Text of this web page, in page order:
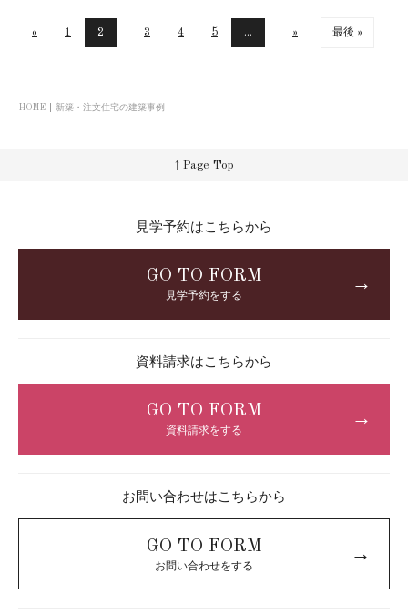
« 1 2 3 4 5 ... » 最後 »
HOME 新築・注文住宅の建築事例
↑ Page Top
見学予約はこちらから
GO TO FORM
見学予約をする
→
資料請求はこちらから
GO TO FORM
資料請求をする
→
お問い合わせはこちらから
GO TO FORM
お問い合わせをする
→